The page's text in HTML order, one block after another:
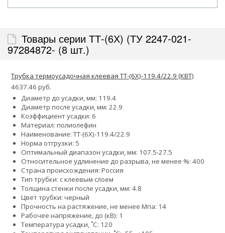
Товары серии ТТ-(6Х) (ТУ 2247-021-
97284872- (8 шт.)
Трубка термоусадочная клеевая ТТ-(6Х)-119.4/22.9 (КВТ)
4637.46 руб.
Диаметр до усадки, мм: 119.4
Диаметр после усадки, мм: 22.9
Коэффициент усадки: 6
Материал: полиолефин
Наименование: ТТ-(6Х)-119.4/22.9
Норма отгрузки: 5
Оптимальный диапазон усадки, мм: 107.5-27.5
Относительное удлинение до разрыва, не менее %: 400
Страна происхождения: Россия
Тип трубки: с клеевым слоем
Толщина стенки после усадки, мм: 4.8
Цвет трубки: черный
Прочность на растяжение, не менее Мпа: 14
Рабочее напряжение, до (кВ): 1
Температура усадки, ˚С: 120